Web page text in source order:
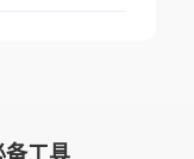
备工具